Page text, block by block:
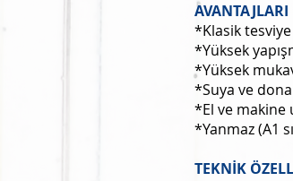
AVANTAJLARI
*Klasik
*Yüksek
*Yüksek
*Suya ve dona
*El ve makine
*Yanmaz (A1
TEKNİK